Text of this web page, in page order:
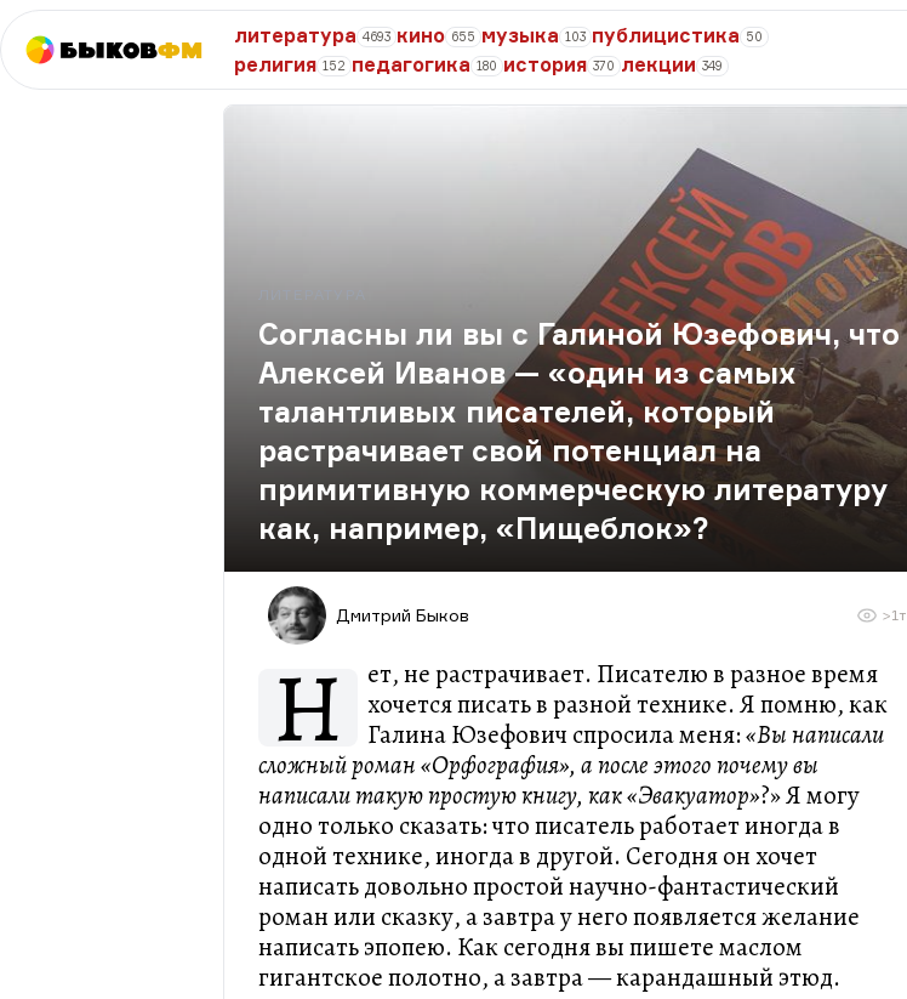
БыковФМ
литература 4693 кино 655 музыка 103 публицистика 50
религия 152 педагогика 180 история 370 лекции 349
Согласны ли вы с Галиной Юзефович, что
Алексей Иванов — «один из самых
талантливых писателей, который
растрачивает свой потенциал на
примитивную коммерческую литературу
как, например, «Пищеблок»?
Дмитрий Быков >1т
Н
ет, не растрачивает. Писателю в разное время
хочется писать в разной технике. Я помню, как
Галина Юзефович спросила меня:«Вы написали
сложный роман «Орфография», а после этого почему вы
написали такую простую книгу, как «Эвакуатор»?» Я могу
одно только сказать: что писатель работает иногда в
одной технике, иногда в другой. Сегодня он хочет
написать довольно простой научно-фантастический
роман или сказку, а завтра у него появляется желание
написать эпопею. Как сегодня вы пишете маслом
гигантское полотно, а завтра — карандашный этюд.